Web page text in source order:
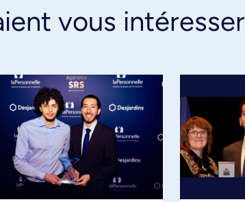
vous intéresser